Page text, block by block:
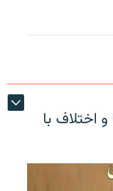
اختلاف با